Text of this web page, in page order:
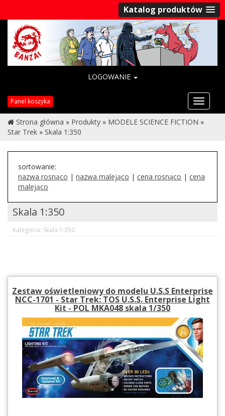
Katalog produktów
LOGOWANIE
Panel koszyka
Strona główna » Produkty » MODELE SCIENCE FICTION »
Star Trek » Skala 1:350
sortowanie:
nazwa rosnąco | nazwa malejąco | cena rosnąco | cena
malejąco
Skala 1:350
Kategoria: Skala 1:350
Zestaw oświetleniowy do modelu U.S.S Enterprise
NCC-1701 - Star Trek: TOS U.S.S. Enterprise Light
Kit - POL MKA048 skala 1/350